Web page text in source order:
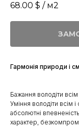
68.00 $ / м2
Гармонія природи і
Бажання володіти
Уміння володіти всім
абсолютні
характер,